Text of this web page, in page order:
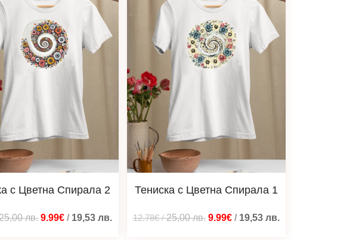
с Цветна Спирала 2
лв. 9.99€ / 19,53лв.
Тениска с Цветна Спирала 1
12.78€/25,00лв. 9.99€/ 19,53 лв.